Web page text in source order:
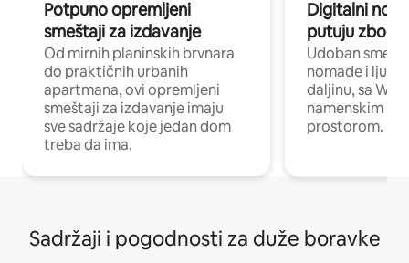
Potpuno opremljeni
smeštaji za izdavanje
Od mirnih planinskih brvnara
do praktičnih urbanih
apartmana, ovi opremljeni
smeštaji za izdavanje imaju
sve sadržaje koje jedan dom
treba da ima.
Digitalni
putuju zbog
Udoban
nomade i ljude
daljinu, sa Wi-
namenskim
prostorom.
Sadržaji i pogodnosti za duže boravke